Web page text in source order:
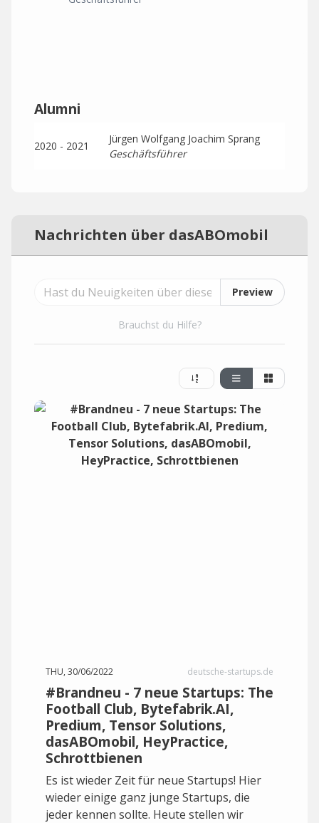
Alumni
2020 - 2021
Jürgen Wolfgang Joachim Sprang
Geschäftsführer
Nachrichten über dasABOmobil
Preview
Brauchst du Hilfe?
THU, 30/06/2022 deutsche-startups.de
#Brandneu - 7 neue Startups: The
Football Club, Bytefabrik.AI,
Predium, Tensor Solutions,
dasABOmobil, HeyPractice,
Schrottbienen
Es ist wieder Zeit für neue Startups! Hier
wieder einige ganz junge Startups, die
jeder kennen sollte. Heute stellen wir